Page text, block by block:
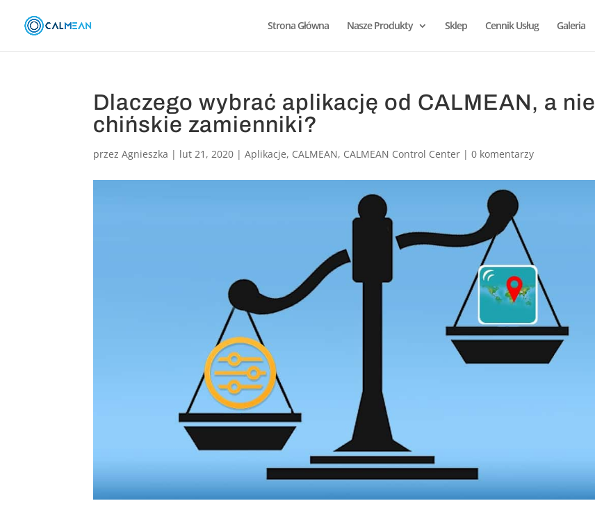
Strona Główna Nasze Produkty Sklep Cennik Usług Galeria
Dlaczego wybrać aplikację od CALMEAN, a nie
chińskie zamienniki?
przezAgnieszka | lut 21, 2020 |Aplikacje, CALMEAN, CALMEAN Control Center |0 komentarzy